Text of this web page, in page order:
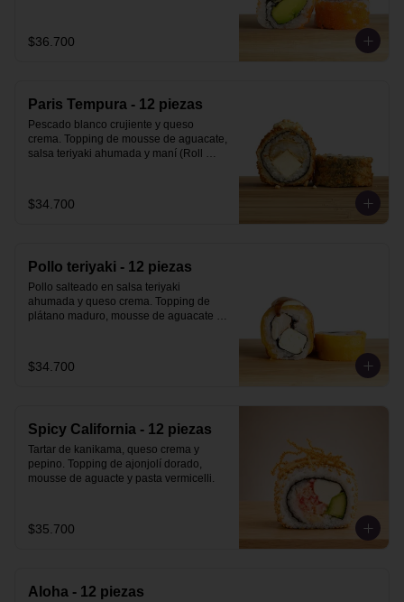
$36.700
Paris Tempura - 12 piezas
Pescado blanco crujiente y queso
crema. Topping de mousse de aguacate,
salsa teriyaki ahumada y maní (Roll
$34.700
Pollo teriyaki - 12 piezas
Pollo salteado en salsa teriyaki
ahumada y queso crema. Topping de
plátano maduro, mousse de aguacate y
$34.700
Spicy California - 12 piezas
Tartar de kanikama, queso crema y
pepino. Topping de ajonjolí dorado,
mousse de aguacte y pasta vermicelli.
$35.700
Aloha - 12 piezas